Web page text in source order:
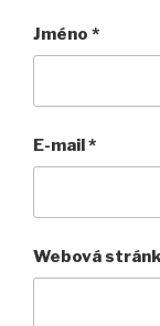
Jméno *
E-mail*
Webová